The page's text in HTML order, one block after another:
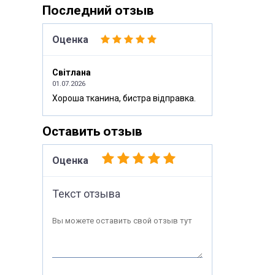
Последний отзыв
Оценка
Світлана
01.07.2026
Хороша тканина, бистра відправка.
Оставить отзыв
Оценка
Текст отзыва
Вы можете оставить свой отзыв тут